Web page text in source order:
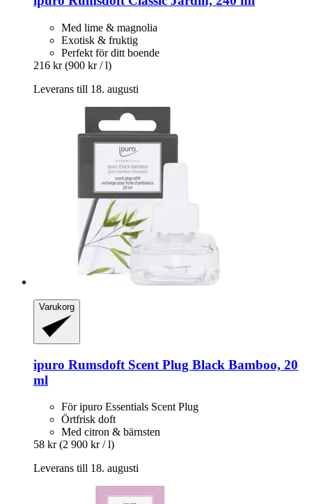
Med lime & magnolia
Exotisk & fruktig
Perfekt för ditt boende
216 kr (900 kr / l)
Leverans till 18. augusti
Varukorg
ipuro Rumsdoft Scent Plug Black Bamboo, 20
ml
För ipuro Essentials Scent Plug
Örtfrisk doft
Med citron & bärnsten
58 kr (2 900 kr / l)
Leverans till 18. augusti